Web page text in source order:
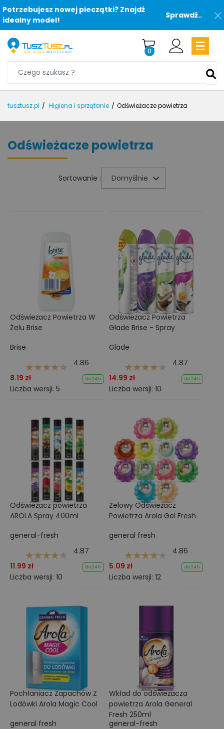
Potrzebujesz nowej pieczątki? Znajdź
idealny model!
Sprawdź..
0
tusztusz.pl Higiena i sprzątanie Odświeżacze powietrza
Odświeżacze powietrza
Sortowanie : Domyślnie
Odświeżacz Powietrza W
Żelu Brise
Brise
4.86
8.19 zł
do 24h
Liczba wersji: 5
Odświeżacz Powietrza
Glade Brise - Spray
Glade
4.87
14.99 zł
do 24h
Liczba wersji: 10
Odświeżacz powietrza
AROLA Spray 400ml
general-fresh
4.87
11.99 zł
do 24h
Liczba wersji: 10
Żelowy Odświeżacz
Powietrza Arola Gel Fresh
general fresh
4.86
5.09 zł
do 24h
Liczba wersji: 12
Pochłaniacz Zapachów Z
Lodówki Arola Magic Cool
general fresh
Wkład do odświeżacza
powietrza Arola General
Fresh 250ml
general-fresh